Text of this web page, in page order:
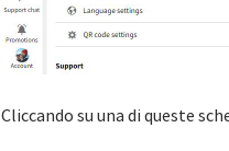
Cliccando su una di queste